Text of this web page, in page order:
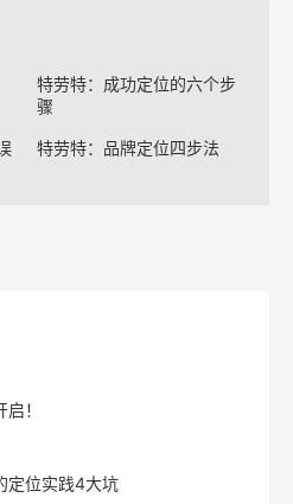
特劳特：成功定位的六个步
骤
特劳特：品牌定位四步法
！
定位实践4大坑